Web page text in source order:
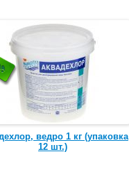
ведро 1 кг (упаковка
12 шт.)